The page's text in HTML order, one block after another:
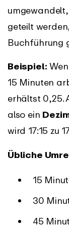
geteilt
Buchführung
Beispiel:
15 Minuten
erhältst 0,25.
also ein
wird 17:15 zu
Übliche
15
30
45